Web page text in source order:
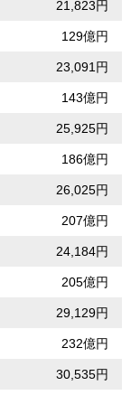
21,823円
129億円
23,091円
143億円
25,925円
186億円
26,025円
207億円
24,184円
205億円
29,129円
232億円
30,535円